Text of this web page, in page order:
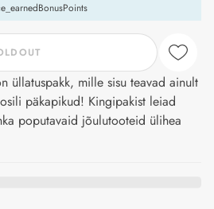
üllatuspakk, mille sisu teavad ainult
päkapikud! Kingipakist leiad
poputavaid jõulutooteid ülihea